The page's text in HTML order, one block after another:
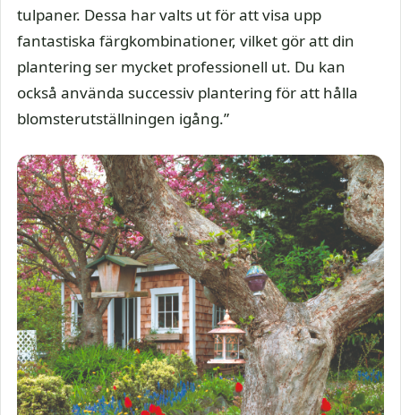
tulpaner. Dessa har valts ut för att visa upp
fantastiska färgkombinationer, vilket gör att din
plantering ser mycket professionell ut. Du kan
också använda successiv plantering för att hålla
blomsterutställningen igång.”